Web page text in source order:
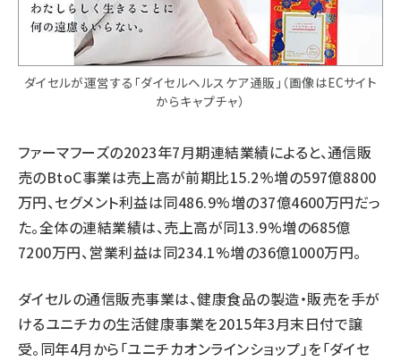
ダイセルが運営する「ダイセルヘルスケア通販」（画像はECサイト
からキャプチャ）
ファーマフーズの2023年7月期連結業績によると、通信販
売のBtoC事業は売上高が前期比15.2%増の597億8800
万円、セグメント利益は同486.9%増の37億4600万円だっ
た。全体の連結業績は、売上高が同13.9%増の685億
7200万円、営業利益は同234.1%増の36億1000万円。
ダイセルの通信販売事業は、健康食品の製造・販売を手が
けるユニチカの生活健康事業を2015年3月末日付で譲
受。同年4月から「ユニチカオンラインショップ」を「ダイセ